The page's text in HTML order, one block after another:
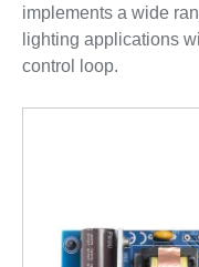
implements a wide
lighting applications
control loop.